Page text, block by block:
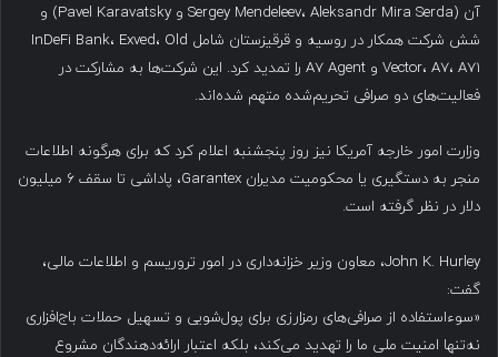
آن (Sergey Mendeleev، Aleksandr Mira Serda و Pavel Karavatsky) و
شش شرکت همکار در روسیه و قرقیزستان شامل InDeFi Bank، Exved، Old
Vector، A7، A71 و A7 Agent را تمدید کرد. این شرکت‌ها به مشارکت در
فعالیت‌های دو صرافی تحریم‌شده متهم شده‌اند.
وزارت امور خارجه آمریکا نیز روز پنجشنبه اعلام کرد که برای هرگونه اطلاعات
منجر به دستگیری یا محکومیت مدیران Garantex، پاداشی تا سقف ۶ میلیون
دلار در نظر گرفته است.
John K. Hurley، معاون وزیر خزانه‌داری در امور تروریسم و اطلاعات مالی،
گفت:
«سوءاستفاده از صرافی‌های رمزارزی برای پول‌شویی و تسهیل حملات باج‌افزاری
نه‌تنها امنیت ملی ما را تهدید می‌کند، بلکه اعتبار ارائه‌دهندگان مشروع